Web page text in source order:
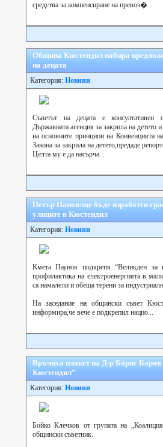
средства за компенсиране на превоз�...
Община Кюстендил набира
на децата
Категория: Новини
Съветът на децата е консултативен
Държавната агенция за закрила на детето
на основните принципи на Конвенцията
Закона за закрила на детето,предаде
Целта му е да насърча...
Петър Панов:ще бъде изработен
улиците в Кюстендил
Категория: Новини
Кмета Паунов подкрепя “Великден за
профилактика на електроенергията в
са намалели и обеща терени за
На заседание на общински съвет
информира,че вече е подкрепил нацио...
Връчиха плакет на Д-р Борис
Кюстендил”
Категория: Новини
Бойко Клечков от групата на
общински съветник.